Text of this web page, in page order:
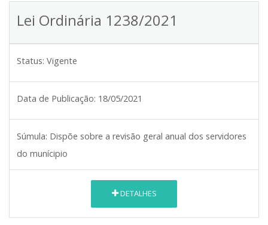
Lei Ordinária 1238/2021
Status: Vigente
Data de Publicação: 18/05/2021
Súmula: Dispõe sobre a revisão geral anual dos servidores
do munícipio
DETALHES